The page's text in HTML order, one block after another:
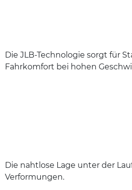
Die JLB-Technologie sorgt für
Fahrkomfort bei hohen
Die nahtlose Lage unter der
Verformungen.